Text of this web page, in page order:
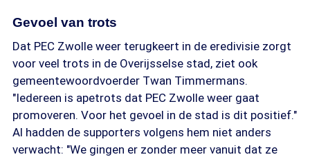
Gevoel van trots
Dat PEC Zwolle weer terugkeert in de eredivisie zorgt
voor veel trots in de Overijsselse stad, ziet ook
gemeentewoordvoerder Twan Timmermans.
"Iedereen is apetrots dat PEC Zwolle weer gaat
promoveren. Voor het gevoel in de stad is dit positief."
Al hadden de supporters volgens hem niet anders
verwacht: "We gingen er zonder meer vanuit dat ze